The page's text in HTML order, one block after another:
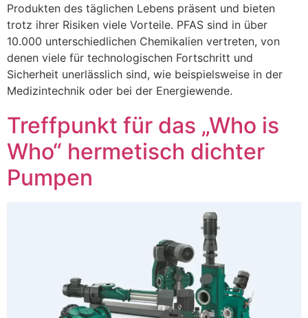
Produkten des täglichen Lebens präsent und bieten
trotz ihrer Risiken viele Vorteile. PFAS sind in über
10.000 unterschiedlichen Chemikalien vertreten, von
denen viele für technologischen Fortschritt und
Sicherheit unerlässlich sind, wie beispielsweise in der
Medizintechnik oder bei der Energiewende.
Treffpunkt für das „Who is
Who“ hermetisch dichter
Pumpen